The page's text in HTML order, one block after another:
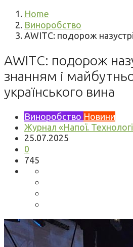
Home
Виноробство
AWITC: подорож
AWITC: подорож
знанням і
українського вина
Виноробство Новини
Журнал «Напої.
25.07.2025
0
745